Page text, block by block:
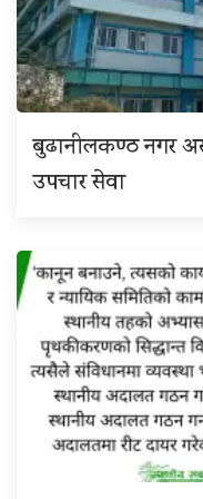
बुढानीलकण्ठ नगर
उपचार सेवा